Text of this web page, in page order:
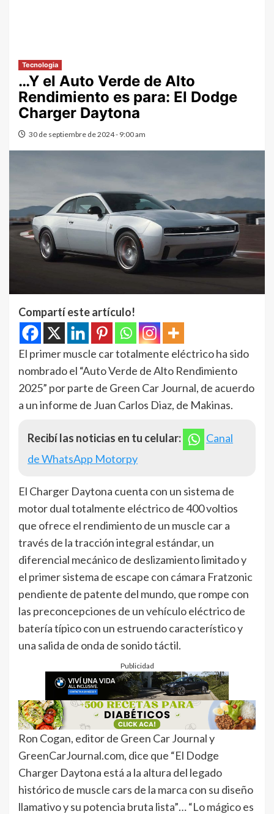
Tecnologia
…Y el Auto Verde de Alto
Rendimiento es para: El Dodge
Charger Daytona
30 de septiembre de 2024 - 9:00 am
Compartí este artículo!
El primer muscle car totalmente eléctrico ha sido
nombrado el “Auto Verde de Alto Rendimiento
2025” por parte de Green Car Journal, de acuerdo
a un informe de Juan Carlos Diaz, de Makinas.
Recibí las noticias en tu celular:
Canal
de WhatsApp Motorpy
El Charger Daytona cuenta con un sistema de
motor dual totalmente eléctrico de 400 voltios
que ofrece el rendimiento de un muscle car a
través de la tracción integral estándar, un
diferencial mecánico de deslizamiento limitado y
el primer sistema de escape con cámara Fratzonic
pendiente de patente del mundo, que rompe con
las preconcepciones de un vehículo eléctrico de
batería típico con un estruendo característico y
una salida de onda de sonido táctil.
Publicidad
Ron Cogan, editor de Green Car Journal y
GreenCarJournal.com, dice que “El Dodge
Charger Daytona está a la altura del legado
histórico de muscle cars de la marca con su diseño
llamativo y su potencia bruta lista”… “Lo mágico es